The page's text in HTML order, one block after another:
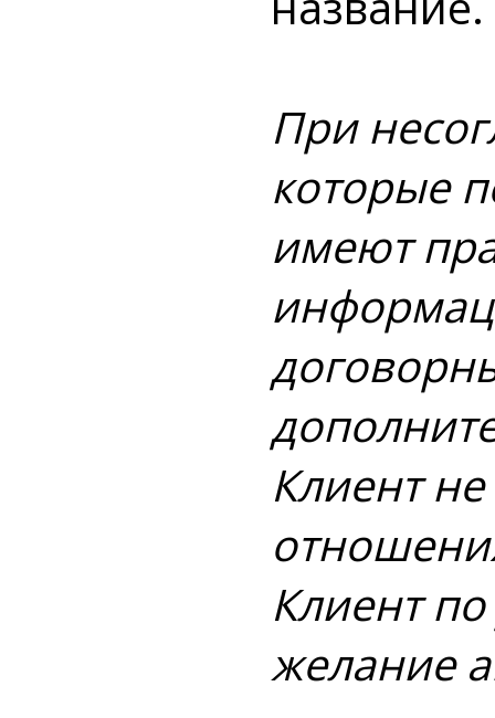
При
которые
имеют
Клиент
Клиент
желание